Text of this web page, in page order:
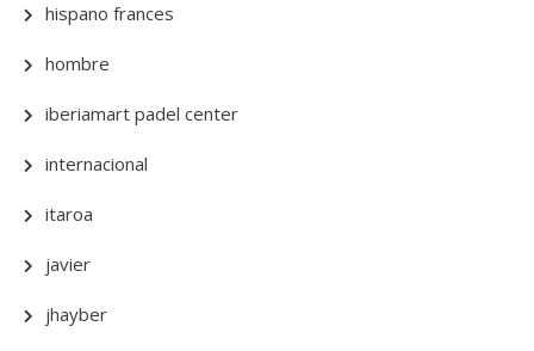
hispano frances
hombre
iberiamart padel center
internacional
itaroa
javier
jhayber